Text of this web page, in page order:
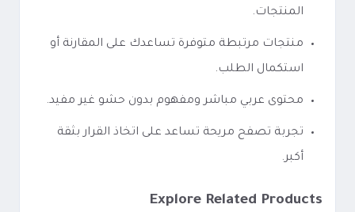
المنتجات.
منتجات مرتبطة متوفرة تساعدك على المقارنة أو
استكمال الطلب.
محتوى عربي مباشر ومفهوم بدون حشو غير مفيد.
تجربة تصفح مريحة تساعد على اتخاذ القرار بثقة
أكبر.
Explore Related Products